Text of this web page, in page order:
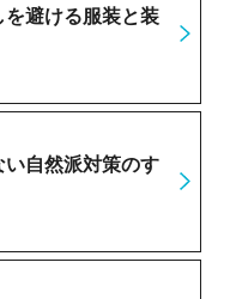
避ける服装と装
自然派対策のす